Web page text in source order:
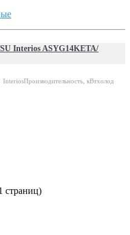
Interios ASYG14KETA/
кВтхолод
страниц)